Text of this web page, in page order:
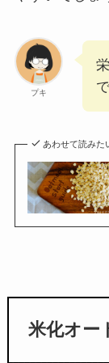
プキ
あわせて読みた
米化オー